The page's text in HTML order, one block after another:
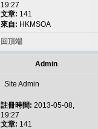
19:27
文章: 141
來自: HKMSOA
回頂端
Admin
Site Admin
註冊時間: 2013-05-08,
19:27
文章: 141